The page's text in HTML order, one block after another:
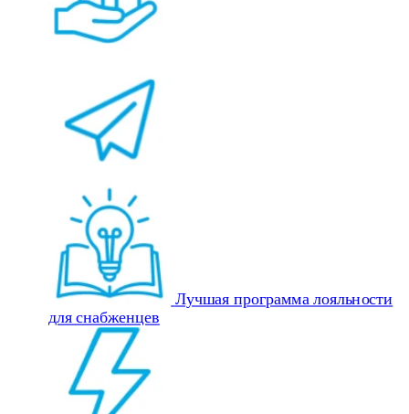
Лучшая программа лояльности
для снабженцев